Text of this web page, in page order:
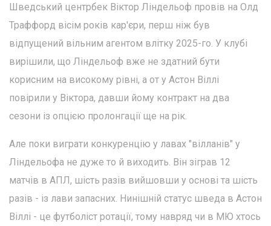
Шведський центрбек Віктор Ліндельоф провів на Олд
Траффорд вісім років кар'єри, перш ніж був
відпущений вільним агентом влітку 2025-го. У клубі
вирішили, що Ліндельоф вже не здатний бути
корисним на високому рівні, а от у Астон Віллі
повірили у Віктора, давши йому контракт на два
сезони із опцією пролонгації ще на рік.
Але поки виграти конкуренцію у лавах "вілланів" у
Ліндельофа не дуже то й виходить. Він зіграв 12
матчів в АПЛ, шість разів вийшовши у основі та шість
разів - із лави запасних. Нинішній статус шведа в Астон
Віллі - це футболіст ротації, тому навряд чи в МЮ хтось